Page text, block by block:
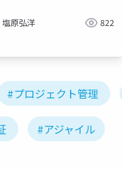
塩原弘洋 822
#プロジェクト管理
#アジャイル